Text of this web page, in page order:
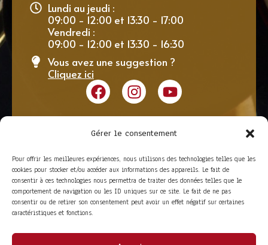
Gérer le consentement
Pour offrir les meilleures expériences, nous utilisons des technologies telles que les
cookies pour stocker et/ou accéder aux informations des appareils. Le fait de
consentir à ces technologies nous permettra de traiter des données telles que le
comportement de navigation ou les ID uniques sur ce site. Le fait de ne pas
consentir ou de retirer son consentement peut avoir un effet négatif sur certaines
caractéristiques et fonctions.
Lundi au jeudi :
09:00 - 12:00 et 13:30 - 17:00
Vendredi :
09:00 - 12:00 et 13:30 - 16:30
Vous avez une suggestion ?
Cliquez ici